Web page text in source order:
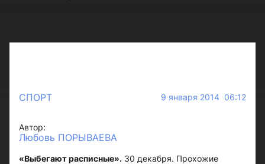
СПОРТ 9 января 2014 06:12
Автор:
Любовь ПОРЫВАЕВА
«Выбегают расписные». 30 декабря. Прохожие